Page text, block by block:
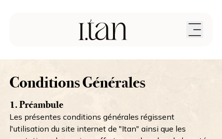
Conditions Générales
1. Préambule
Les présentes conditions générales régissent
l'utilisation du site internet de "Itan" ainsi que les